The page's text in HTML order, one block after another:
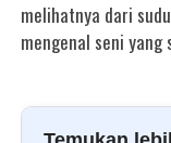
melihatnya dari
mengenal seni yang